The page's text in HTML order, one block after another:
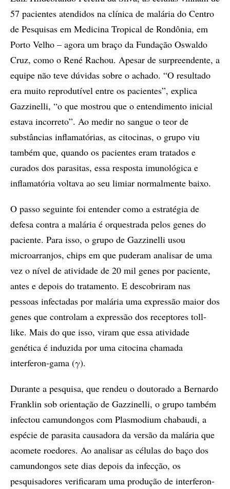
57 pacientes atendidos na clínica de malária do Centro
de Pesquisas em Medicina Tropical de Rondônia, em
Porto Velho – agora um braço da Fundação Oswaldo
Cruz, como o René Rachou. Apesar de surpreendente, a
equipe não teve dúvidas sobre o achado. “O resultado
era muito reprodutível entre os pacientes”, explica
Gazzinelli, “o que mostrou que o entendimento inicial
estava incorreto”. Ao medir no sangue o teor de
substâncias inflamatórias, as citocinas, o grupo viu
também que, quando os pacientes eram tratados e
curados dos parasitas, essa resposta imunológica e
inflamatória voltava ao seu limiar normalmente baixo.
O passo seguinte foi entender como a estratégia de
defesa contra a malária é orquestrada pelos genes do
paciente. Para isso, o grupo de Gazzinelli usou
microarranjos, chips em que puderam analisar de uma
vez o nível de atividade de 20 mil genes por paciente,
antes e depois do tratamento. E descobriram nas
pessoas infectadas por malária uma expressão maior dos
genes que controlam a expressão dos receptores toll-
like. Mais do que isso, viram que essa atividade
genética é induzida por uma citocina chamada
interferon-gama (γ).
Durante a pesquisa, que rendeu o doutorado a Bernardo
Franklin sob orientação de Gazzinelli, o grupo também
infectou camundongos com Plasmodium chabaudi, a
espécie de parasita causadora da versão da malária que
acomete roedores. Ao analisar as células do baço dos
camundongos sete dias depois da infecção, os
pesquisadores verificaram uma produção de interferon-